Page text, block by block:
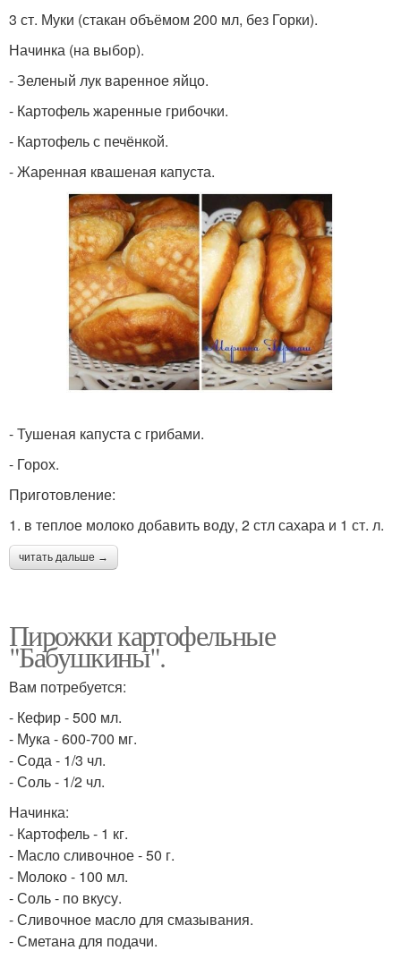
3 ст. Муки (стакан объёмом 200 мл, без Горки).
Начинка (на выбор).
- Зеленый лук варенное яйцо.
- Картофель жаренные грибочки.
- Картофель с печёнкой.
- Жаренная квашеная капуста.
- Тушеная капуста с грибами.
- Горох.
Приготовление:
1. в теплое молоко добавить воду, 2 стл сахара и 1 ст. л.
читать дальше →
Пирожки картофельные
"Бабушкины".
Вам потребуется:
- Кефир - 500 мл.
- Мука - 600-700 мг.
- Сода - 1/3 чл.
- Соль - 1/2 чл.
Начинка:
- Картофель - 1 кг.
- Масло сливочное - 50 г.
- Молоко - 100 мл.
- Соль - по вкусу.
- Сливочное масло для смазывания.
- Сметана для подачи.